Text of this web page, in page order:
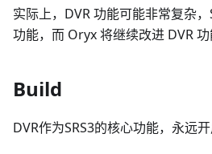
实际上，DVR 功能可能非常复杂
功能，而 Oryx 将继续改进 DVR 功
Build
DVR作为SRS3的核心功能，永远开